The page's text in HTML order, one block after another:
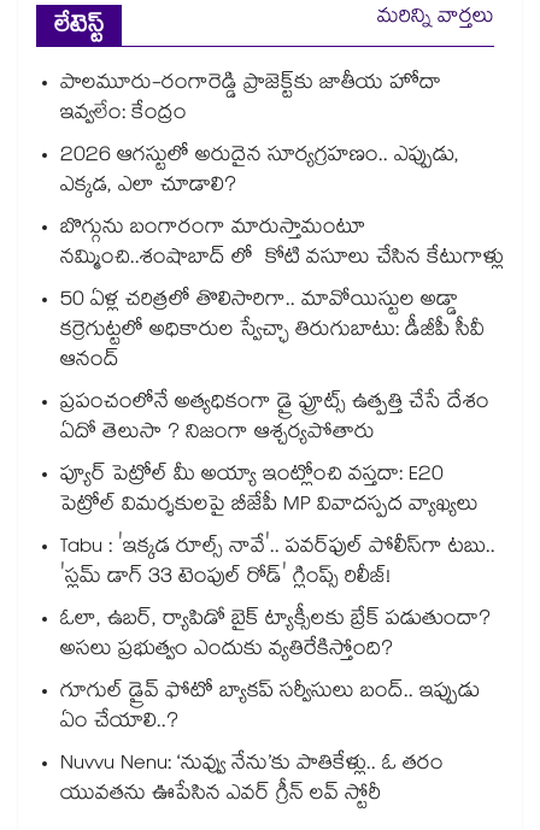
లేటెస్ట్
మరిన్ని వార్తలు
పాలమూరు-రంగారెడ్డి ప్రాజెక్ట్‎కు జాతీయ హోదా
ఇవ్వలేం: కేంద్రం
2026 ఆగస్టులో అరుదైన సూర్యగ్రహణం.. ఎప్పుడు,
ఎక్కడ, ఎలా చూడాలి?
బొగ్గును బంగారంగా మారుస్తామంటూ
నమ్మించి..శంషాబాద్ లో కోటి వసూలు చేసిన కేటుగాళ్లు
50 ఏళ్ల చరిత్రలో తొలిసారిగా.. మావోయిస్టుల అడ్డా
కర్రెగుట్టలో అధికారుల స్వేచ్ఛా తిరుగుబాటు: డీజీపీ సీవీ
ఆనంద్
ప్రపంచంలోనే అత్యధికంగా డ్రై ఫ్రూట్స్ ఉత్పత్తి చేసే దేశం
ఏదో తెలుసా ? నిజంగా ఆశ్చర్యపోతారు
ప్యూర్ పెట్రోల్ మీ అయ్యా ఇంట్లోంచి వస్తదా: E20
పెట్రోల్ విమర్శకులపై బీజేపీ MP వివాదస్పద వ్యాఖ్యలు
Tabu : 'ఇక్కడ రూల్స్ నావే'.. పవర్‌ఫుల్ పోలీస్‌గా టబు..
'స్లమ్ డాగ్ 33 టెంపుల్ రోడ్' గ్లింప్స్ రిలీజ్!
ఓలా, ఉబర్, ర్యాపిడో బైక్ ట్యాక్సీలకు బ్రేక్ పడుతుందా?
అసలు ప్రభుత్వం ఎందుకు వ్యతిరేకిస్తోంది?
గూగుల్ డ్రైవ్ ఫోటో బ్యాకప్ సర్వీసులు బంద్.. ఇప్పుడు
ఏం చేయాలి..?
Nuvvu Nenu: ‘నువ్వు నేను’కు పాతికేళ్లు.. ఓ తరం
యువతను ఊపేసిన ఎవర్ గ్రీన్ లవ్ స్టోరీ